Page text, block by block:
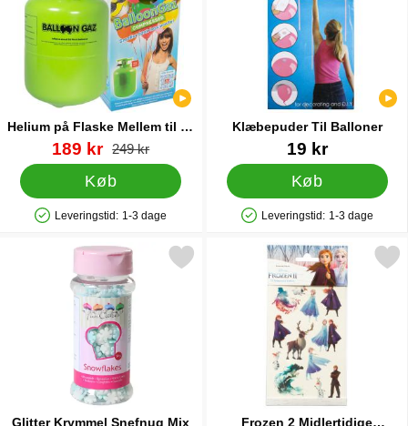
Helium på Flaske Mellem til 30
Balloner (20-25 cm)
Varenr 13479
pris
189 kr pris
249 kr
Køb
Produkttilgængelighed: På lager
Leveringstid: 1-3 dage
Klæbepuder Til Balloner
Varenr 2242819 kr
Køb
Produkttilgængelighed: På lager
Leveringstid: 1-3 dage
Glitter Krymmel Snefnug Mix
Markér glitter Krymmel Snefnug Mix som favorit
Frozen 2 Midlertidige
Markér frozen 2 Midlertidige